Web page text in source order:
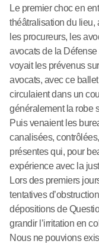
Le premier choc en
théâtralisation du lieu,
les procureurs, les
avocats de la
voyait les prévenus
avocats, avec ce
circulaient dans un
généralement la robe
Puis venaient les
canalisées,
présentes qui, pour
expérience avec la
Lors des premiers
tentatives
dépositions de
grandir l’irritation en
Nous ne pouvions